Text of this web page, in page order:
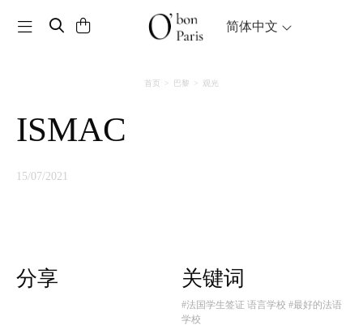
Toggle navigation 简体中文
首页 巴黎 观光
ISMAC
15/07/2021
分享 关键词
#法国学生签证 语言学校 #最好的法语
学校